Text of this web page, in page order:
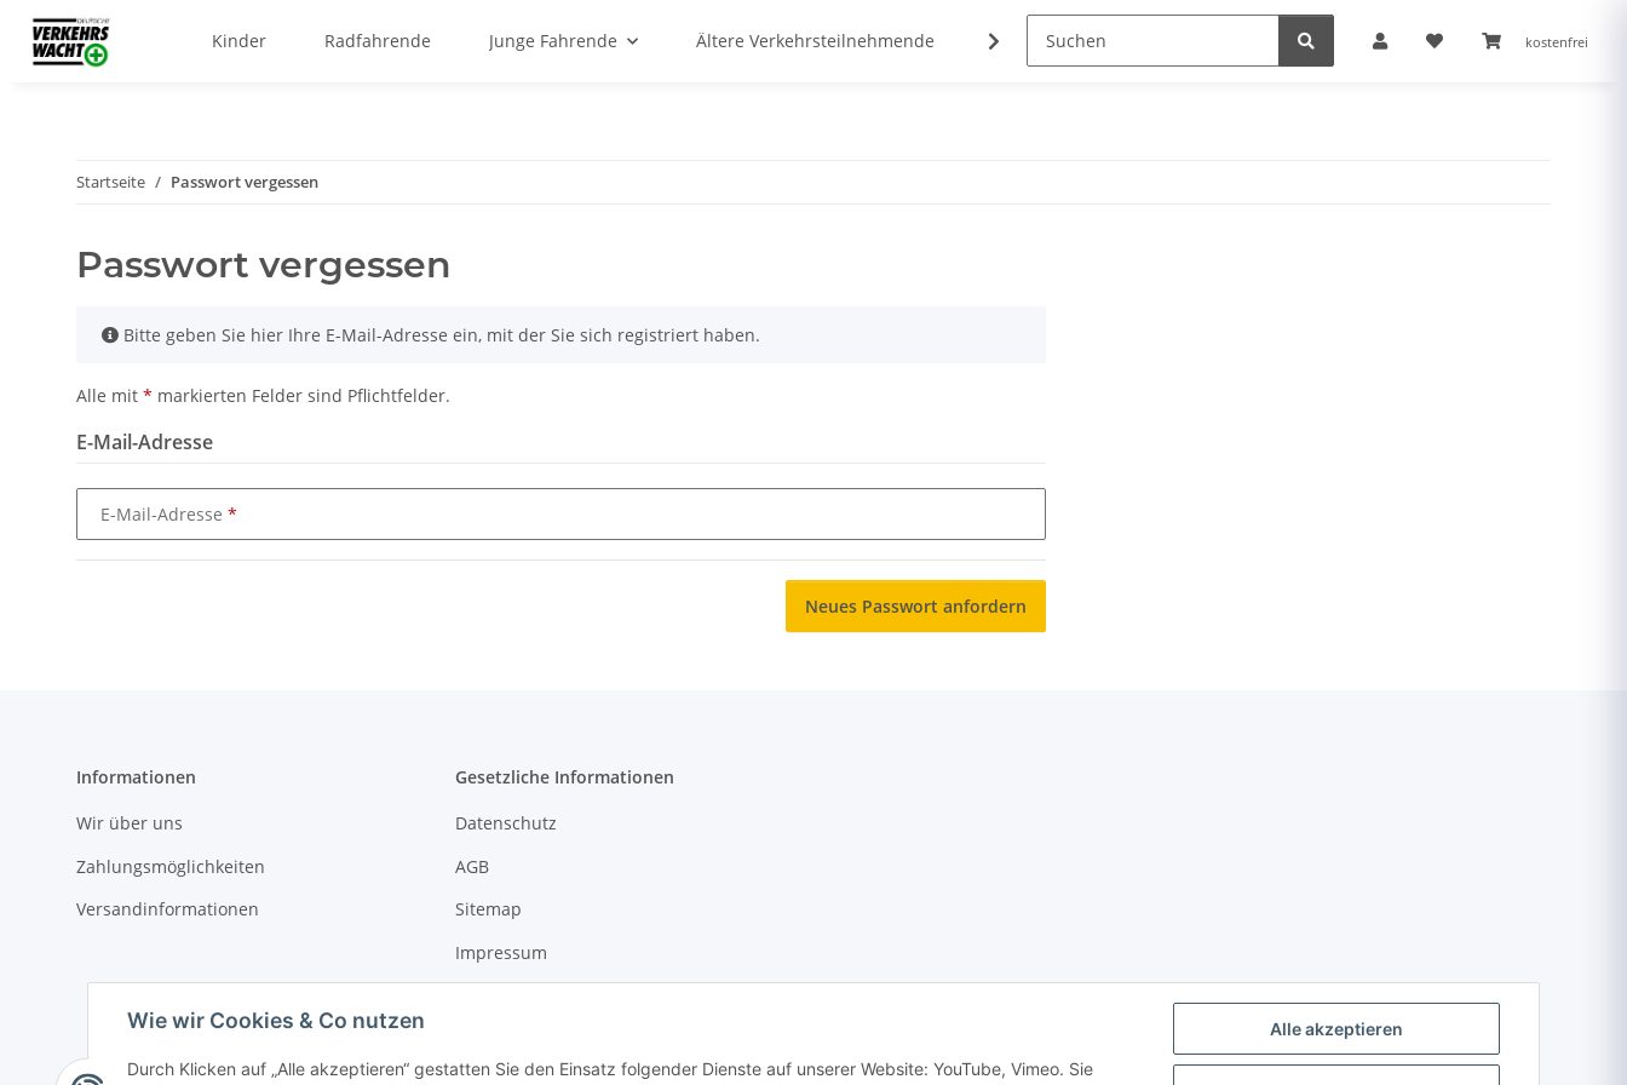
Alle akzeptieren
Wie wir Cookies & Co nutzen
Durch Klicken auf „Alle akzeptieren“ gestatten Sie den Einsatz folgender Dienste auf unserer Website: YouTube, Vimeo. Sie
kostenfrei
Kinder Radfahrende Junge Fahrende Ältere Verkehrsteilnehmende Cannabis
Startseite Passwort vergessen
Passwort vergessen
x Bitte geben Sie hier Ihre E-Mail-Adresse ein, mit der Sie sich registriert haben.
Alle mit * markierten Felder sind Pflichtfelder.
E-Mail-Adresse
E-Mail-Adresse
Neues Passwort anfordern
Informationen
Wir über uns
Zahlungsmöglichkeiten
Versandinformationen
Gesetzliche Informationen
Datenschutz
AGB
Sitemap
Impressum